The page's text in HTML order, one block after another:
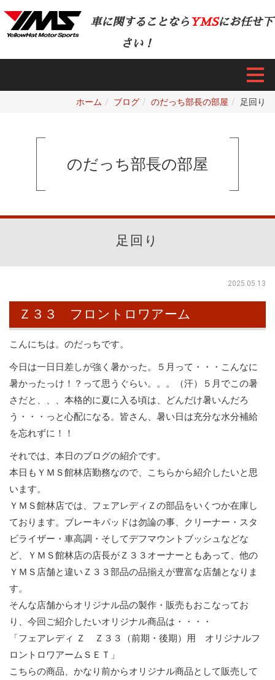
車に関することなら YMSにお任せ下
さい！
ホーム ブログ のだっち部長の部屋 足回り
のだっち部長の部屋
足回り
2025.05.13
Ｚ３３ フロントロワアーム
こんにちは。のだっちです。
今日は一日日差しが強く暑かった。５月って・・・こんなに
暑かったっけ！？って思うぐらい。。。（汗）５月でこの暑
さだと、、、本格的に夏に入る頃は、どんだけ暑いんだろ
う・・・っと心配になる。皆さん、暑い日は充分な水分補給
を忘れずに！！
それでは、本日のブログの紹介です。
本日もＹＭＳ館林店勤務なので、こちらから紹介したいと思
います。
ＹＭＳ館林店では、フェアレディＺの部品をいくつか在庫し
ております。ブレーキパッドは勿論の事、クリーナー・スタ
ビライザー・車高調・そしてデフマウントブッシュなどな
ど、ＹＭＳ館林店の店長がＺ３３オーナーともあって、他の
ＹＭＳ店舗と違いＺ３３部品の品揃えが豊富な店舗となりま
す。
そんな店舗からオリジナル品の製作・販売もおこなってお
り、今回ご紹介したいオリジナル商品は・・・・
「フェアレディ Ｚ Ｚ３３（前期・後期）用 オリジナルフ
ロントロワアームＳＥＴ」
こちらの商品、かなり前からオリジナル商品として販売して